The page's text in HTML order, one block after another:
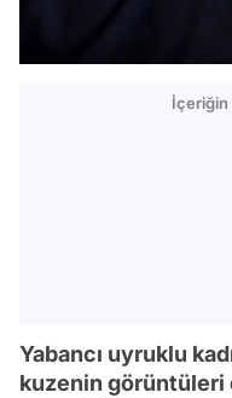
İçeriğin
Yabancı uyruklu
kuzenin görüntüleri